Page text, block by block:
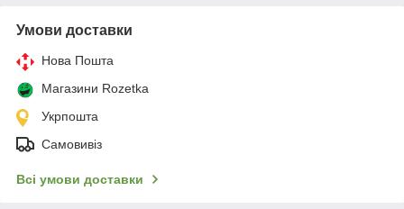
Умови доставки
Нова Пошта
Магазини Rozetka
Укрпошта
Самовивіз
Всі умови доставки